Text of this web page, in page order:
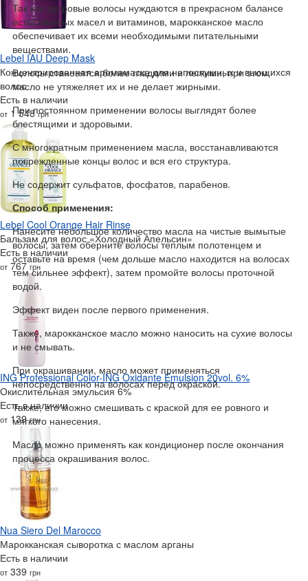
Так как здоровые волосы нуждаются в прекрасном балансе
естественных масел и витаминов, марокканское масло
обеспечивает их всеми необходимыми питательными
веществами.
Волосы становятся более гладкими и легкими, при этом
масло не утяжеляет их и не делает жирными.
При постоянном применении волосы выглядят более
блестящими и здоровыми.
С многократным применением масла, восстанавливаются
поврежденные концы волос и вся его структура.
Не содержит сульфатов, фосфатов, парабенов.
Способ применения:
Нанесите небольшое количество масла на чистые вымытые
волосы, затем оберните волосы теплым полотенцем и
оставьте на время (чем дольше масло находится на волосах
тем сильнее эффект), затем промойте волосы проточной
водой.
Эффект виден после первого применения.
Также, марокканское масло можно наносить на сухие волосы
и не смывать.
При окрашивании, масло может применяться
непосредственно на волосах перед окраской.
Также, его можно смешивать с краской для ее ровного и
мягкого нанесения.
Масло можно применять как кондиционер после окончания
процесса окрашивания волос.
Lebel IAU Deep Mask
Концентрированная аромамаска для непослушных и вьющихся
волос
Есть в наличии
от 1 548грн
Lebel Cool Orange Hair Rinse
Бальзам для волос «Холодный Апельсин»
Есть в наличии
от 767грн
ING Professional Color-ING Oxidante Emulsion 20vol. 6%
Окислительная эмульсия 6%
Есть в наличии
от 139грн
Nua Siero Del Marocco
Марокканская сыворотка с маслом арганы
Есть в наличии
от 339 грн